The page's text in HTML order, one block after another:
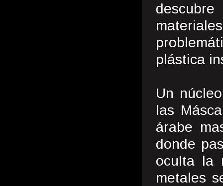
plástica
Un
las
árabe
donde
oculta la
metales